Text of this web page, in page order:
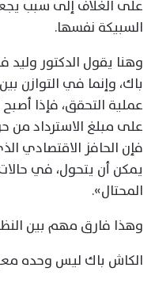
على الغلاف إلى سبب
السبيكة نفسها.
وهنا يقول الدكتور
باك، وإنما في التوازن
عملية التحقق، فإذا
على مبلغ الاسترداد من
فإن الحافز الاقتصادي
يمكن أن يتحول، في
المحتال».
وهذا فارق مهم بين
الكاش باك ليس وحده